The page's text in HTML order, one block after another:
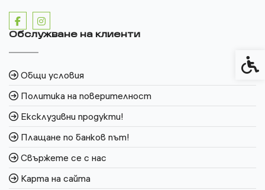
Обслужване на клиенти
Общи условия
Политика на поверителност
Ексклузивни продукти!
Плащане по банков път!
Свържете се с нас
Карта на сайта